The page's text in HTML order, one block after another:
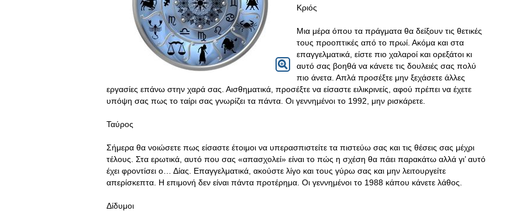
Κριός
Μια μέρα όπου τα πράγματα θα δείξουν τις θετικές
τους προοπτικές από το πρωί. Ακόμα και στα
επαγγελματικά, είστε πιο χαλαροί και ορεξάτοι κι
αυτό σας βοηθά να κάνετε τις δουλειές σας πολύ
πιο άνετα. Απλά προσέξτε μην ξεχάσετε άλλες
εργασίες επάνω στην χαρά σας. Αισθηματικά, προσέξτε να είσαστε ειλικρινείς, αφού πρέπει να έχετε
υπόψη σας πως το ταίρι σας γνωρίζει τα πάντα. Οι γεννημένοι το 1992, μην ρισκάρετε.
Ταύρος
Σήμερα θα νοιώσετε πως είσαστε έτοιμοι να υπερασπιστείτε τα πιστεύω σας και τις θέσεις σας μέχρι
τέλους. Στα ερωτικά, αυτό που σας «απασχολεί» είναι το πώς η σχέση θα πάει παρακάτω αλλά γι’ αυτό
έχει φροντίσει ο… Δίας. Επαγγελματικά, ακούστε λίγο και τους γύρω σας και μην λειτουργείτε
απερίσκεπτα. Η επιμονή δεν είναι πάντα προτέρημα. Οι γεννημένοι το 1988 κάπου κάνετε λάθος.
Δίδυμοι